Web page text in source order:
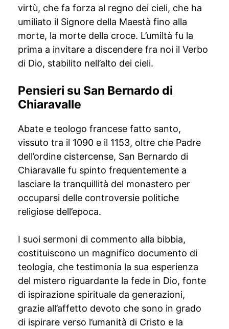
virtù, che fa forza al regno dei cieli, che ha
umiliato il Signore della Maestà fino alla
morte, la morte della croce. L’umiltà fu la
prima a invitare a discendere fra noi il Verbo
di Dio, stabilito nell’alto dei cieli.
Pensieri su San Bernardo di
Chiaravalle
Abate e teologo francese fatto santo,
vissuto tra il 1090 e il 1153, oltre che Padre
dell’ordine cistercense, San Bernardo di
Chiaravalle fu spinto frequentemente a
lasciare la tranquillità del monastero per
occuparsi delle controversie politiche
religiose dell’epoca.
I suoi sermoni di commento alla bibbia,
costituiscono un magnifico documento di
teologia, che testimonia la sua esperienza
del mistero riguardante la fede in Dio, fonte
di ispirazione spirituale da generazioni,
grazie all’affetto devoto che sono in grado
di ispirare verso l’umanità di Cristo e la